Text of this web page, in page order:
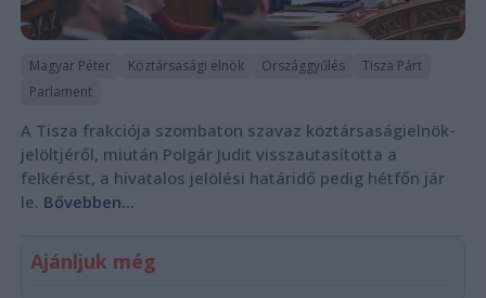
Magyar Péter Köztársasági elnök Országgyűlés
Tisza Párt
Parlament
A Tisza frakciója szombaton szavaz köztársaságielnök-
jelöltjéről, miután Polgár Judit visszautasította a
felkérést, a hivatalos jelölési határidő pedig hétfőn jár
le. Bővebben...
Ajánljuk még